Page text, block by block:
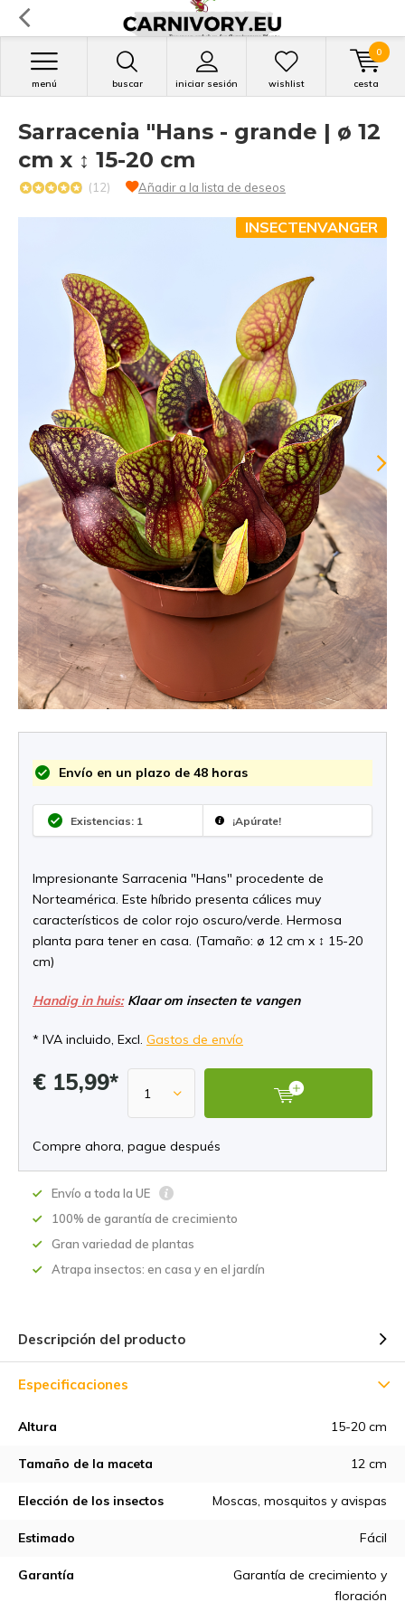
buscar iniciar sesión
menú wishlist cesta
0
Sarracenia "Hans - grande | ø 12
cm x ↕ 15-20 cm
(12) Añadir a la lista de deseos
INSECTENVANGER
Envío en un plazo de 48 horas
Existencias: 1 ¡Apúrate!
Impresionante Sarracenia "Hans" procedente de
Norteamérica. Este híbrido presenta cálices muy
característicos de color rojo oscuro/verde. Hermosa
planta para tener en casa. (Tamaño: ø 12 cm x ↕ 15-20
cm)
Handig in huis:Klaar om insecten te vangen
* IVA incluido, Excl. Gastos de envío
€ 15,99*
Compre ahora, pague después
Envío a toda la UE
100% de garantía de crecimiento
Gran variedad de plantas
Atrapa insectos: en casa y en el jardín
Descripción del producto
Especificaciones
Altura 15-20 cm
Tamaño de la maceta 12 cm
Elección de los insectos Moscas, mosquitos y avispas
Estimado Fácil
Garantía
Garantía de crecimiento y
floración